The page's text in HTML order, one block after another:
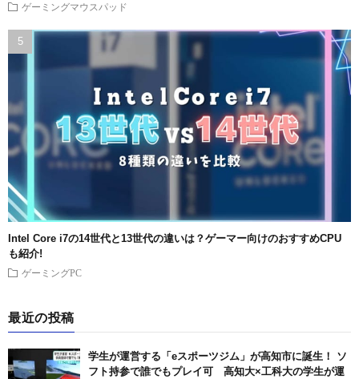
ゲーミングマウスパッド
Intel Core i7の14世代と13世代の違いは？ゲーマー向けのおすすめCPU
も紹介!
ゲーミングPC
最近の投稿
学生が運営する「eスポーツジム」が高知市に誕生！ ソ
フト持参で誰でもプレイ可 高知大×工科大の学生が運